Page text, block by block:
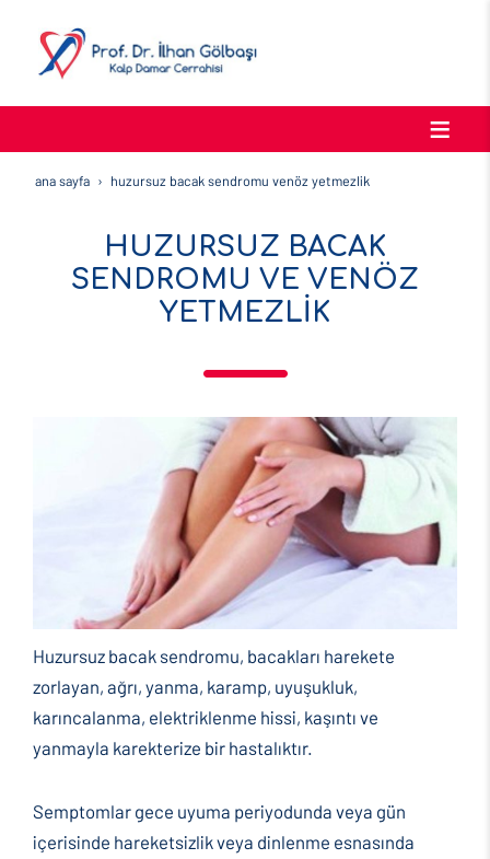
ana sayfa huzursuz bacak sendromu venöz yetmezli̇k
HUZURSUZ BACAK
SENDROMU VE VENÖZ
YETMEZLİK
Huzursuz bacak sendromu, bacakları harekete
zorlayan, ağrı, yanma, karamp, uyuşukluk,
karıncalanma, elektriklenme hissi, kaşıntı ve
yanmayla karekterize bir hastalıktır.
Semptomlar gece uyuma periyodunda veya gün
içerisinde hareketsizlik veya dinlenme esnasında